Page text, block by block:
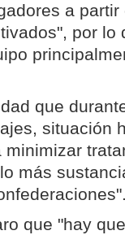
a
por lo
que
situación
más
que "hay